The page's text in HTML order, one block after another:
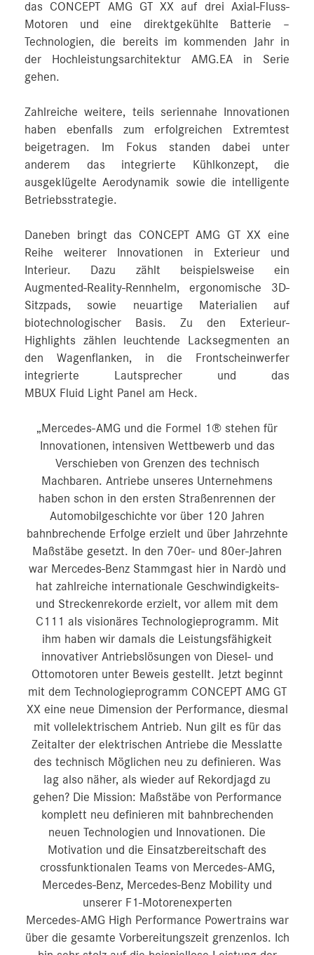
das CONCEPT AMG GT XX auf drei Axial-Fluss-
Motoren und eine direktgekühlte Batterie –
Technologien, die bereits im kommenden Jahr in
der Hochleistungsarchitektur AMG.EA in Serie
gehen.
Zahlreiche weitere, teils seriennahe Innovationen
haben ebenfalls zum erfolgreichen Extremtest
beigetragen. Im Fokus standen dabei unter
anderem das integrierte Kühlkonzept, die
ausgeklügelte Aerodynamik sowie die intelligente
Betriebsstrategie.
Daneben bringt das CONCEPT AMG GT XX eine
Reihe weiterer Innovationen in Exterieur und
Interieur. Dazu zählt beispielsweise ein
Augmented-Reality-Rennhelm, ergonomische 3D-
Sitzpads, sowie neuartige Materialien auf
biotechnologischer Basis. Zu den Exterieur-
Highlights zählen leuchtende Lacksegmenten an
den Wagenflanken, in die Frontscheinwerfer
integrierte Lautsprecher und das
MBUX Fluid Light Panel am Heck.
„Mercedes-AMG und die Formel 1® stehen für
Innovationen, intensiven Wettbewerb und das
Verschieben von Grenzen des technisch
Machbaren. Antriebe unseres Unternehmens
haben schon in den ersten Straßenrennen der
Automobilgeschichte vor über 120 Jahren
bahnbrechende Erfolge erzielt und über Jahrzehnte
Maßstäbe gesetzt. In den 70er- und 80er-Jahren
war Mercedes-Benz Stammgast hier in Nardò und
hat zahlreiche internationale Geschwindigkeits-
und Streckenrekorde erzielt, vor allem mit dem
C111 als visionäres Technologieprogramm. Mit
ihm haben wir damals die Leistungsfähigkeit
innovativer Antriebslösungen von Diesel- und
Ottomotoren unter Beweis gestellt. Jetzt beginnt
mit dem Technologieprogramm CONCEPT AMG GT
XX eine neue Dimension der Performance, diesmal
mit vollelektrischem Antrieb. Nun gilt es für das
Zeitalter der elektrischen Antriebe die Messlatte
des technisch Möglichen neu zu definieren. Was
lag also näher, als wieder auf Rekordjagd zu
gehen? Die Mission: Maßstäbe von Performance
komplett neu definieren mit bahnbrechenden
neuen Technologien und Innovationen. Die
Motivation und die Einsatzbereitschaft des
crossfunktionalen Teams von Mercedes‑AMG,
Mercedes‑Benz, Mercedes‑Benz Mobility und
unserer F1-Motorenexperten
Mercedes‑AMG High Performance Powertrains war
über die gesamte Vorbereitungszeit grenzenlos. Ich